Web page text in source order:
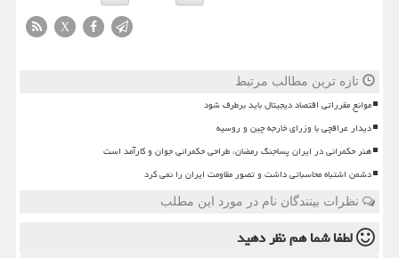
X
تازه ترین مطالب مرتبط
موانع مقرراتی اقتصاد دیجیتال باید برطرف شود
دیدار عراقچی با وزرای خارجه چین و روسیه
هنر حکمرانی در ایران پساجنگ رمضان، طراحی حکمرانی جوان و کارآمد است
دشمن اشتباه محاسباتی داشت و تصور مقاومت ایران را نمی کرد
نظرات بینندگان نام در مورد این مطلب
لطفا شما همنظر دهید